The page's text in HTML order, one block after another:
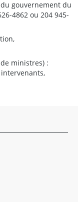
gouvernement du
4862 ou 204 945-
ministres) :